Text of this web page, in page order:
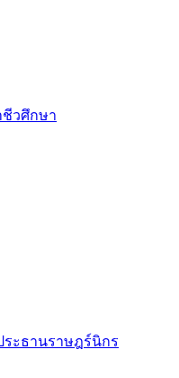
ชีวศึกษา
ะธานราษฎร์นิกร